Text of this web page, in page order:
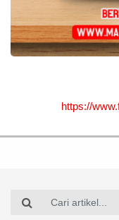
https://